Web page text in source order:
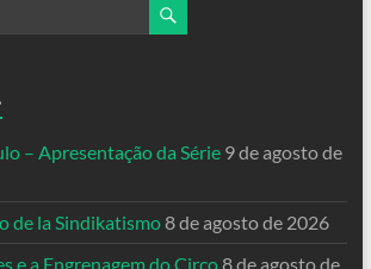
– Apresentação da Série 9 de agosto de
de la Sindikatismo8 de agosto de 2026
e a Engrenagem do Circo8 de agosto de